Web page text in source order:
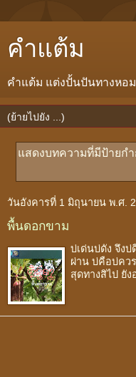
คำแต้ม
คำแต้ม แต่งปั้นปันทางหอม
แสดงบทความที่มีป้ายก
วันอังคารที่ 1 มิถุนายน พ.ศ.
พื้นดอกขาม
บ่เด่นบ่ดัง จึง
ผ่าน บ่คือบ่คว
สุดทางสิไป ยัง